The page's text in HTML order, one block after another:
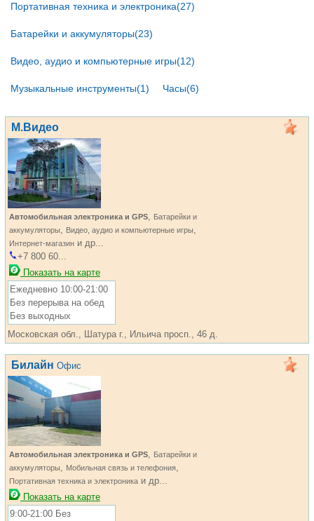
Портативная техника и электроника(27)
Батарейки и аккумуляторы(23)
Видео, аудио и компьютерные игры(12)
Музыкальные инструменты(1) Часы(6)
М.Видео
Автомобильная электроника и GPS, Батарейки и
аккумуляторы, Видео, аудио и компьютерные игры,
Интернет-магазин и др...
+7 800 60...
Показать на карте
Ежедневно 10:00-21:00
Без перерыва на обед
Без выходных
Московская обл., Шатура г., Ильича просп., 46 д.
Билайн Офис
Автомобильная электроника и GPS, Батарейки и
аккумуляторы, Мобильная связь и телефония,
Портативная техника и электроника и др...
Показать на карте
9:00-21:00 Без